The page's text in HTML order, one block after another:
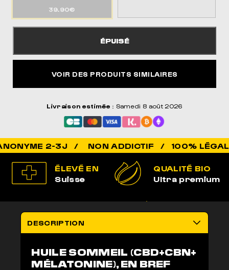
39.90€
ÉPUISÉ
VOIR DES PRODUITS SIMILAIRES
Livraison estimée : Samedi 8 août 2026
NON ADDICTIF / 100% LÉGAL /
ÉLEVÉ EN
Suisse
QUALITÉ BIO
Ultra premium
Non addictif
anonyme 2-3j
DESCRIPTION
HUILE SOMMEIL (CBD+CBN+
MÉLATONINE), EN BREF